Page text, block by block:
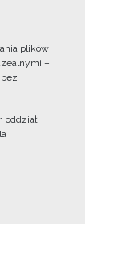
plików
–
oddział